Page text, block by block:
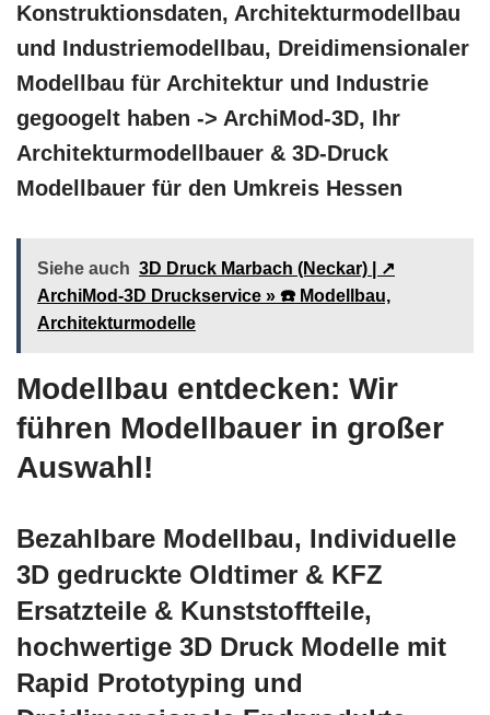
Konstruktionsdaten, Architekturmodellbau
und Industriemodellbau, Dreidimensionaler
Modellbau für Architektur und Industrie
gegoogelt haben -> ArchiMod-3D, Ihr
Architekturmodellbauer & 3D-Druck
Modellbauer für den Umkreis Hessen
Siehe auch 3D Druck Marbach (Neckar) | ↗️
ArchiMod-3D Druckservice » ☎️ Modellbau,
Architekturmodelle
Modellbau entdecken: Wir
führen Modellbauer in großer
Auswahl!
Bezahlbare Modellbau, Individuelle
3D gedruckte Oldtimer & KFZ
Ersatzteile & Kunststoffteile,
hochwertige 3D Druck Modelle mit
Rapid Prototyping und